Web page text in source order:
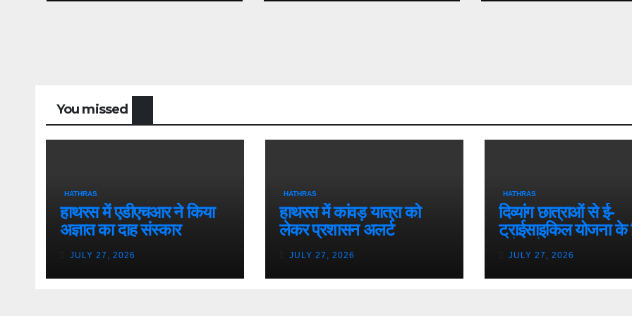
You missed
HATHRAS
हाथरस में एडीएचआर ने किया
अज्ञात का दाह संस्कार
JULY 27, 2026
HATHRAS
हाथरस में कांवड़ यात्रा को
लेकर प्रशासन अलर्ट
JULY 27, 2026
HATHRAS
दिव्यांग छात्राओं से ई-
ट्राईसाइकिल योजना के
मांगे आवेदन
JULY 27, 2026